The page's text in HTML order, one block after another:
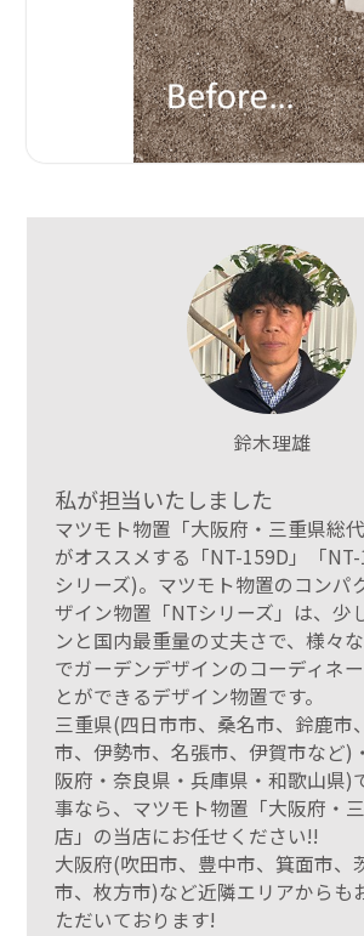
鈴木理雄
私が担当いたしました
マツモト物置「大阪府・三重県総
がオススメする「NT-159D」「
シリーズ)。マツモト物置のコンパ
ザイン物置「NTシリーズ」は、少
ンと国内最重量の丈夫さで、様々
でガーデンデザインのコーディネ
とができるデザイン物置です。
三重県(四日市市、桑名市、鈴鹿市
市、伊勢市、名張市、伊賀市など)
阪府・奈良県・兵庫県・和歌山県)
事なら、マツモト物置「大阪府・
店」の当店にお任せください!!
大阪府(吹田市、豊中市、箕面市、
市、枚方市)など近隣エリアからも
ただいております!